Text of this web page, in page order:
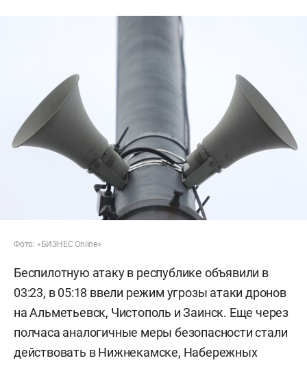
Фото: «БИЗНЕС Online»
Беспилотную атаку в республике объявили в
03:23, в 05:18 ввели режим угрозы атаки дронов
на Альметьевск, Чистополь и Заинск. Еще через
полчаса аналогичные меры безопасности стали
действовать в Нижнекамске, Набережных